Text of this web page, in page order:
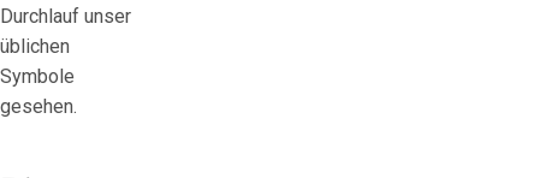
Durchlauf unser
üblichen
Symbole
gesehen.